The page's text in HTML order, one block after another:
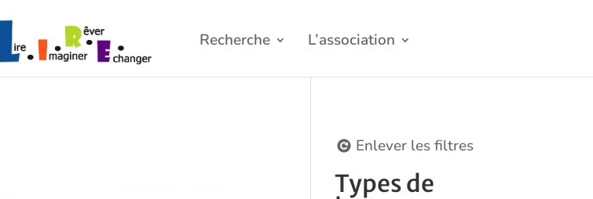
Recherche L’association
Enlever les filtres
Types de